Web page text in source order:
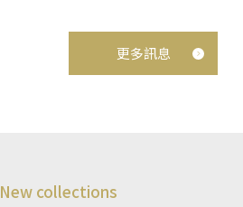
更多訊息
New collections